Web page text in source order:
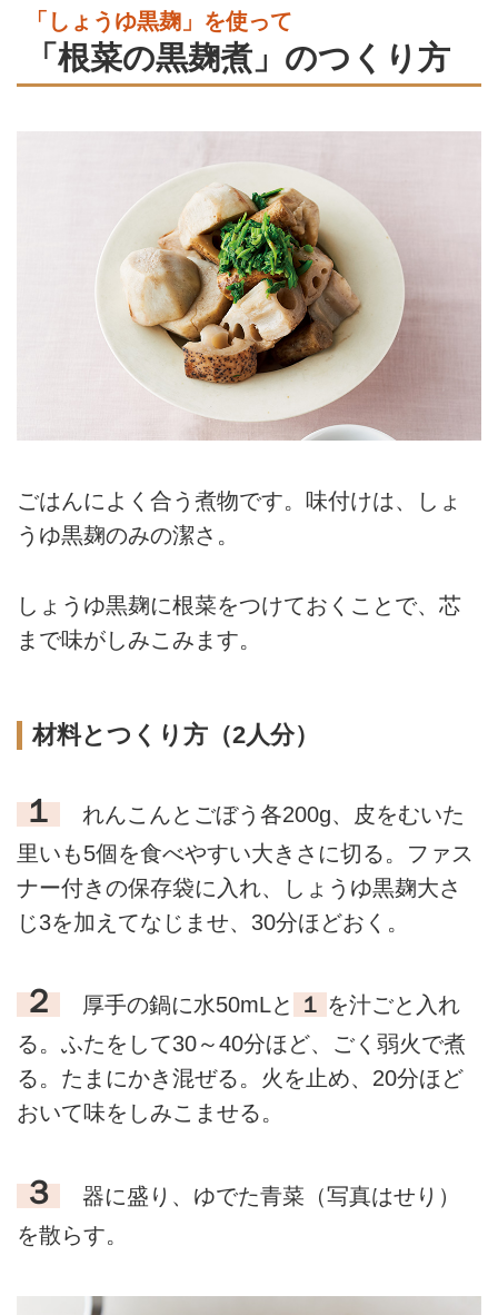
「しょうゆ黒麹」を使って
「根菜の黒麹煮」のつくり方
ごはんによく合う煮物です。味付けは、しょ
うゆ黒麹のみの潔さ。
しょうゆ黒麹に根菜をつけておくことで、芯
まで味がしみこみます。
材料とつくり方（2人分）
１
れんこんとごぼう各200g、皮をむいた
里いも5個を食べやすい大きさに切る。ファス
ナー付きの保存袋に入れ、しょうゆ黒麹大さ
じ3を加えてなじませ、30分ほどおく。
２ 厚手の鍋に水50mLと １ を汁ごと入れ
る。ふたをして30～40分ほど、ごく弱火で煮
る。たまにかき混ぜる。火を止め、20分ほど
おいて味をしみこませる。
３
器に盛り、ゆでた青菜（写真はせり）
を散らす。